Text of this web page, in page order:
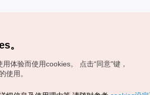
游发展局版权所有
。
体验而使用cookies。
点击“同意"键，
使用。